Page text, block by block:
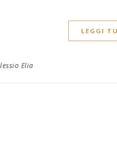
LEGGI
Elia